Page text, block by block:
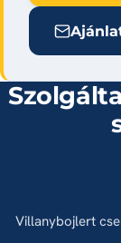
Villanybojlert